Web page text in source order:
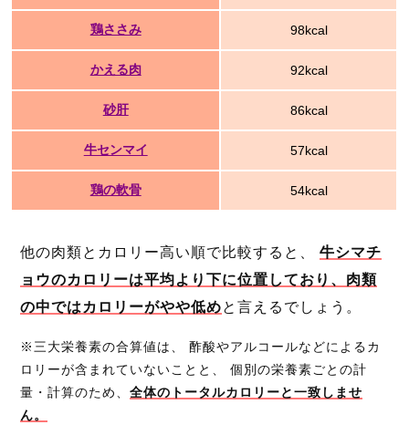
鶏ささみ 98kcal
かえる肉 92kcal
砂肝 86kcal
牛センマイ 57kcal
鶏の軟骨 54kcal
他の肉類とカロリー高い順で比較すると、 牛シマチ
ョウのカロリーは平均より下に位置しており、肉類
の中ではカロリーがやや低めと言えるでしょう。
※三大栄養素の合算値は、 酢酸やアルコールなどによるカ
ロリーが含まれていないことと、 個別の栄養素ごとの計
量・計算のため、 全体のトータルカロリーと一致しませ
ん。